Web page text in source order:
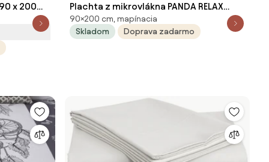
x 200
Plachta z mikrovlákna PANDA RELAX
mentolová 90x200 cm
90×200 cm, mapínacia
Skladom
Doprava zadarmo